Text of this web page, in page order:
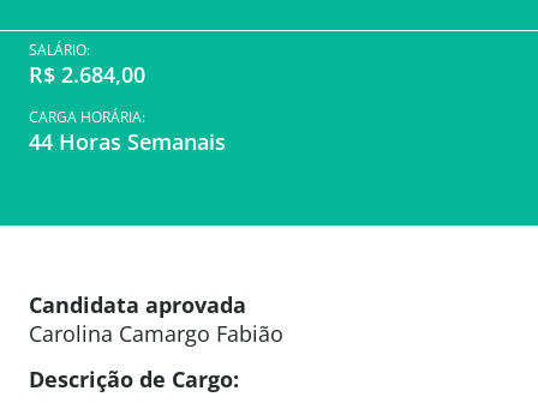
SALÁRIO:
R$ 2.684,00
CARGA HORÁRIA:
44 Horas Semanais
Candidata aprovada
Carolina Camargo Fabião
Descrição de Cargo: